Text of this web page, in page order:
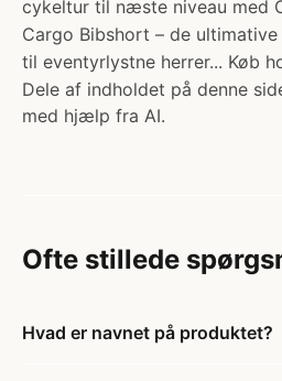
cykeltur til næste niveau med
Cargo Bibshort – de
til eventyrlystne herrer... Køb
Dele af indholdet på denne
med hjælp fra AI.
Ofte stillede
Hvad er navnet på produktet?